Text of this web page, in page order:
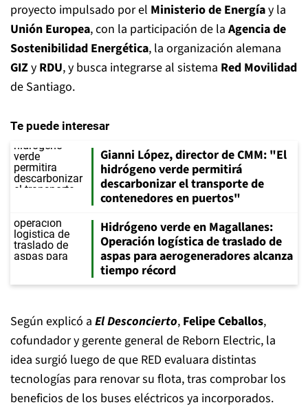
proyecto impulsado por el Ministerio de Energíay la
Unión Europea, con la participación de la Agencia de
Sostenibilidad Energética, la organización alemana
GIZy RDU, y busca integrarse al sistema Red Movilidad
de Santiago.
Te puede interesar
Gianni López, director de CMM: "El
hidrógeno verde permitirá
descarbonizar el transporte de
contenedores en puertos"
Hidrógeno verde en Magallanes:
Operación logística de traslado de
aspas para aerogeneradores alcanza
tiempo récord
Según explicó a El Desconcierto, Felipe Ceballos,
cofundador y gerente general de Reborn Electric, la
idea surgió luego de que RED evaluara distintas
tecnologías para renovar su flota, tras comprobar los
beneficios de los buses eléctricos ya incorporados.